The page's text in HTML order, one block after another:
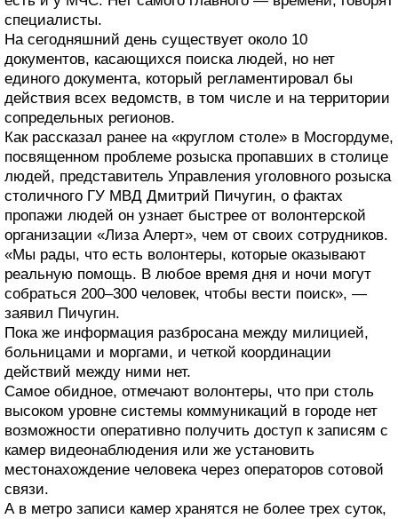
специалисты.
На сегодняшний день существует около 10
документов, касающихся поиска людей, но нет
единого документа, который регламентировал бы
действия всех ведомств, в том числе и на территории
сопредельных регионов.
Как рассказал ранее на «круглом столе» в Мосгордуме,
посвященном проблеме розыска пропавших в столице
людей, представитель Управления уголовного розыска
столичного ГУ МВД Дмитрий Пичугин, о фактах
пропажи людей он узнает быстрее от волонтерской
организации «Лиза Алерт», чем от своих сотрудников.
«Мы рады, что есть волонтеры, которые оказывают
реальную помощь. В любое время дня и ночи могут
собраться 200–300 человек, чтобы вести поиск», —
заявил Пичугин.
Пока же информация разбросана между милицией,
больницами и моргами, и четкой координации
действий между ними нет.
Самое обидное, отмечают волонтеры, что при столь
высоком уровне системы коммуникаций в городе нет
возможности оперативно получить доступ к записям с
камер видеонаблюдения или же установить
местонахождение человека через операторов сотовой
связи.
А в метро записи камер хранятся не более трех суток,